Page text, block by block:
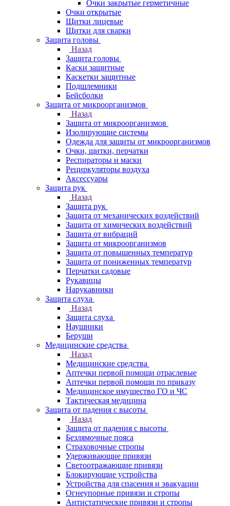
Очки закрытые герметичные
Очки открытые
Щитки лицевые
Щитки для сварки
Защита головы
Назад
Защита головы
Каски защитные
Каскетки защитные
Подшлемники
Бейсболки
Защита от микроорганизмов
Назад
Защита от микроорганизмов
Изолирующие системы
Одежда для защиты от микроорганизмов
Очки, щитки, перчатки
Респираторы и маски
Рециркуляторы воздуха
Аксессуары
Защита рук
Назад
Защита рук
Защита от механических воздействий
Защита от химических воздействий
Защита от вибраций
Защита от микроорганизмов
Защита от повышенных температур
Защита от пониженных температур
Перчатки садовые
Рукавицы
Нарукавники
Защита слуха
Назад
Защита слуха
Наушники
Беруши
Медицинские средства
Назад
Медицинские средства
Аптечки первой помощи отраслевые
Аптечки первой помощи по приказу
Медицинское имущество ГО и ЧС
Тактическая медицина
Защита от падения с высоты
Назад
Защита от падения с высоты
Безлямочные пояса
Страховочные стропы
Удерживающие привязи
Светоотражающие привязи
Блокирующие устройства
Устройства для спасения и эвакуации
Огнеупорные привязи и стропы
Антистатические привязи и стропы